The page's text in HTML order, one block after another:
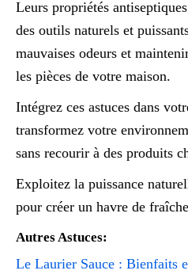
Leurs propriétés
des outils naturels et
mauvaises odeurs et
les pièces de votre maison.
Intégrez ces astuces dans
transformez votre
sans recourir à des produits
Exploitez la puissance
pour créer un havre de
Autres Astuces:
Le Laurier Sauce : Bienfaits